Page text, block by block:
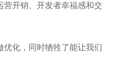
营开销、开发者幸福感和交
优化，同时牺牲了能让我们